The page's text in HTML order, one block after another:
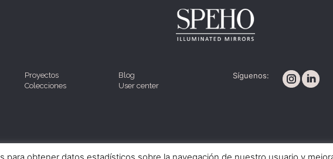
Proyectos
Colecciones
Blog
User center
Síguenos: